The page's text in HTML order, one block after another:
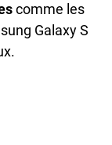
comme les
Galaxy S